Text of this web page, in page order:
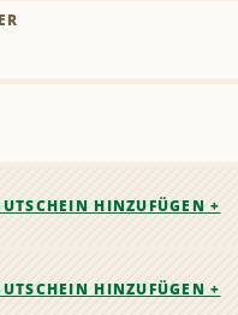
HINZUFÜGEN +
HINZUFÜGEN +